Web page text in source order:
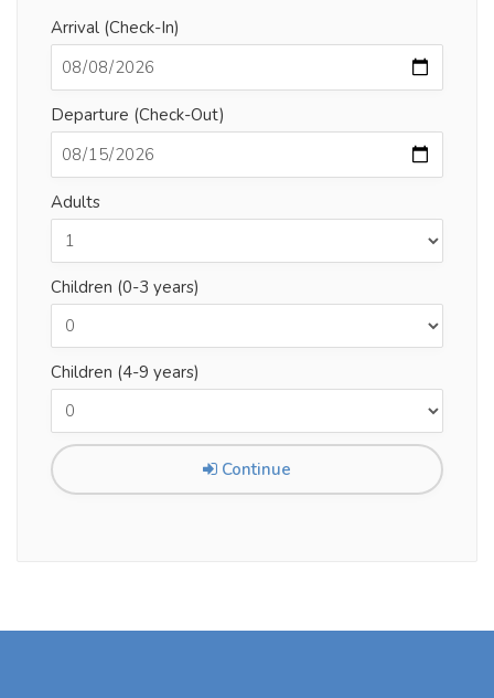
Arrival (Check-In)
Departure (Check-Out)
Adults
Children (0-3 years)
Children (4-9 years)
Continue